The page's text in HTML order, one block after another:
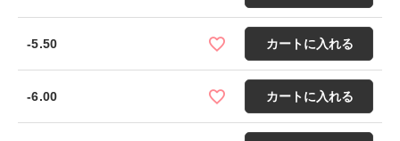
-5.50 カートに入れる
-6.00 カートに入れる